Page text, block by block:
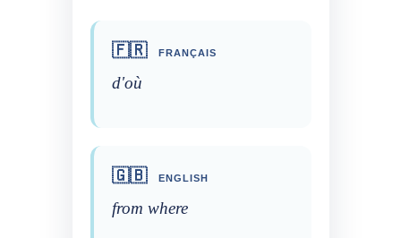
🇫🇷 FRANÇAIS
d'où
🇬🇧 ENGLISH
from where